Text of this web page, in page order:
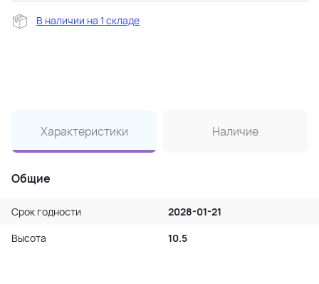
В наличии на 1 складе
Характеристики Наличие
Общие
Срок годности
2028-01-21
Высота
10.5